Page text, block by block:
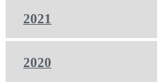
2021
2020